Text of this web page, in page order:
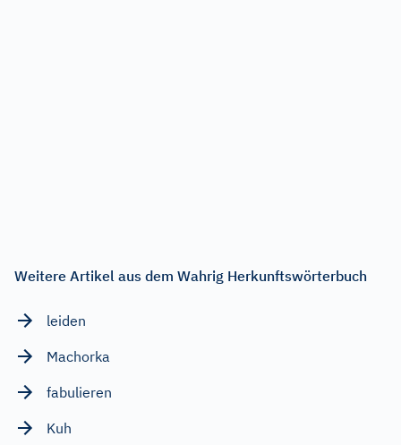
Weitere Artikel aus dem Wahrig Herkunftswörterbuch
leiden
Machorka
fabulieren
Kuh